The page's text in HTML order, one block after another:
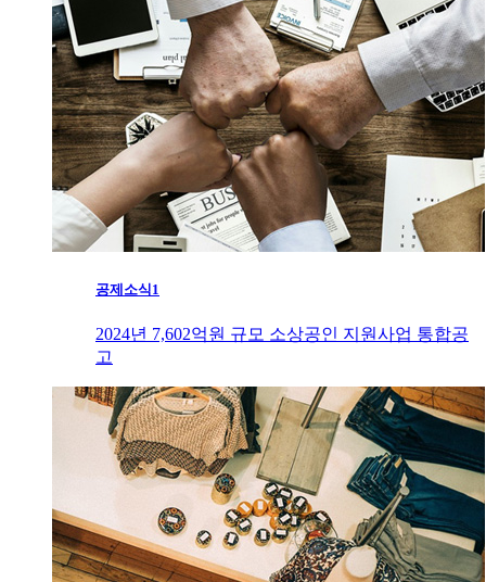
공제소식1
2024년 7,602억원 규모 소상공인 지원사업 통합공
고